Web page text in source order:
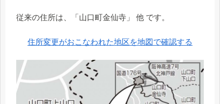
従来の住所は、「山口町金仙寺」 他 です。
住所変更がおこなわれた地区を地図で確認する